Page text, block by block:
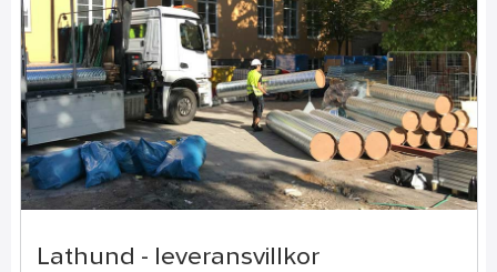
Lathund - leveransvillkor